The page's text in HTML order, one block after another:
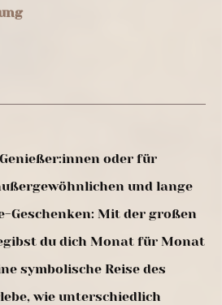
oder für
und lange
Geschenken: Mit der großen
du dich Monat für Monat
symbolische Reise des
wie unterschiedlich